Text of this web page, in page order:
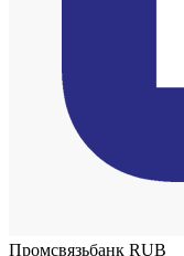
Промсвязьбанк RUB